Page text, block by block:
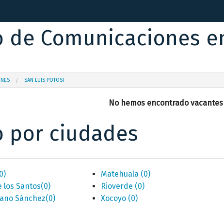
de Comunicaciones
SAN LUIS POTOSI
No hemos encontrado vacantes
por ciudades
los Santos(0)
Sánchez(0)
Matehuala (0)
Rioverde (0)
Xocoyo (0)